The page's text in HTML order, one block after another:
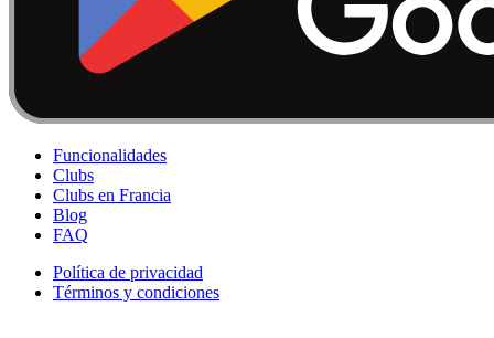
Funcionalidades
Clubs
Clubs en Francia
Blog
FAQ
Política de privacidad
Términos y condiciones